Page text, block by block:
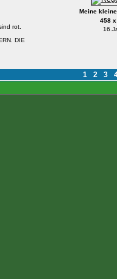
rot.
DIE
Meine
458
1 2 3